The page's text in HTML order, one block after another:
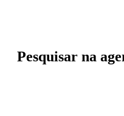
Pesquisar na